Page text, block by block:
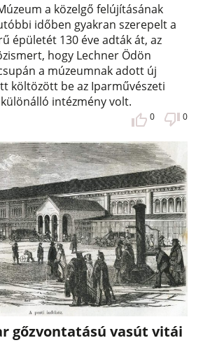
a közelgő felújításának
időben gyakran szerepelt a
épületét 130 éve adták át, az
hogy Lechner Ödön
a múzeumnak adott új
költözött be az Iparművészeti
intézmény volt.
0 0
gőzvontatású vasút vitái